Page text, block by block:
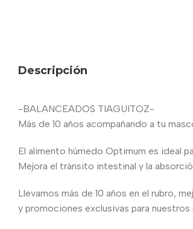
Descripción
-BALANCEADOS TIAGUITOZ-
Más de 10 años acompañando a tu
El alimento húmedo Optimum es ideal
Mejora el tránsito intestinal y la
Llevamos más de 10 años en el rubro,
y promociones exclusivas para nuestros